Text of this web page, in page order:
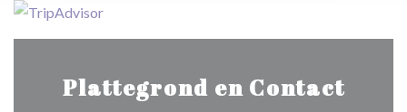
Plattegrond en Contact